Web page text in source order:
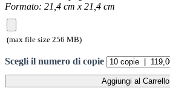
Formato: 21,4 cm x 21,4 cm
(max file size 256 MB)
Scegli il numero di copie
Aggiungi al Carrello